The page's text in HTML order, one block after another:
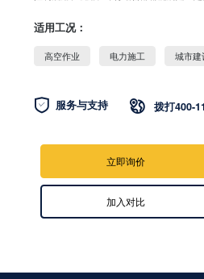
适用工况：
高空作业 电力施工 城市建
 服务与支持  拨打400-
立即询价
加入对比